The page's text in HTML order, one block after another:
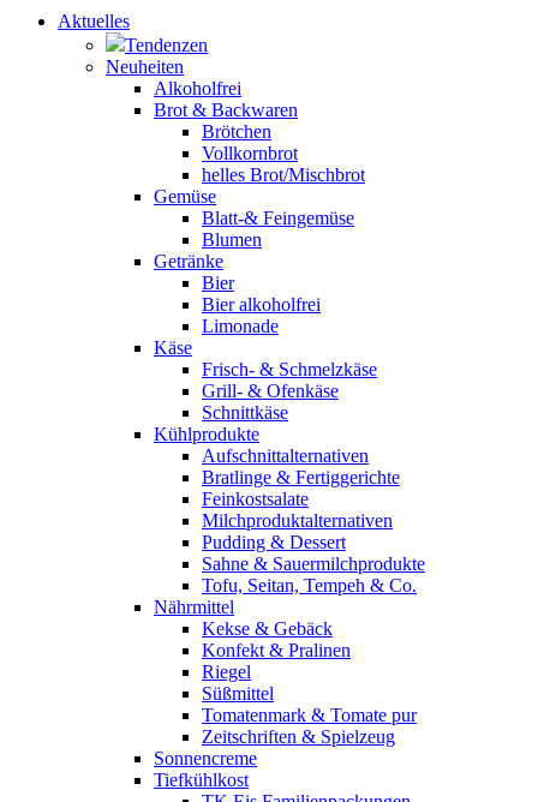
Aktuelles
Tendenzen
Neuheiten
Alkoholfrei
Brot & Backwaren
Brötchen
Vollkornbrot
helles Brot/Mischbrot
Gemüse
Blatt-& Feingemüse
Blumen
Getränke
Bier
Bier alkoholfrei
Limonade
Käse
Frisch- & Schmelzkäse
Grill- & Ofenkäse
Schnittkäse
Kühlprodukte
Aufschnittalternativen
Bratlinge & Fertiggerichte
Feinkostsalate
Milchproduktalternativen
Pudding & Dessert
Sahne & Sauermilchprodukte
Tofu, Seitan, Tempeh & Co.
Nährmittel
Kekse & Gebäck
Konfekt & Pralinen
Riegel
Süßmittel
Tomatenmark & Tomate pur
Zeitschriften & Spielzeug
Sonnencreme
Tiefkühlkost